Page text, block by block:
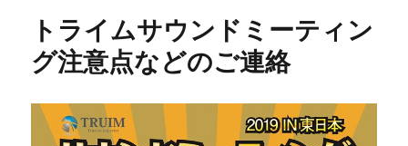
トライムサウンドミーティン
グ注意点などのご連絡